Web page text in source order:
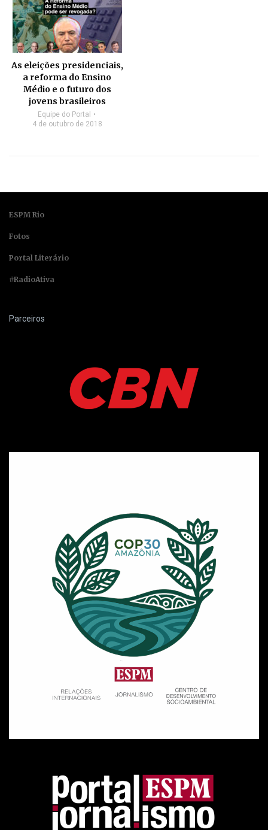
As eleições presidenciais,
a reforma do Ensino
Médio e o futuro dos
jovens brasileiros
Equipe do Portal
4 de outubro de 2018
ESPM Rio
Fotos
Portal Literário
#RadioAtiva
Parceiros